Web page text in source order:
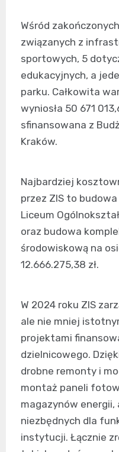
Wśród
związanych z
sportowych, 5
edukacyjnych, a
parku. Całkowita
wyniosła 50 671
sfinansowana z
Kraków.
Najbardziej
przez ZIS to
Liceum
oraz budowa
środowiskową na
12.666.275,38 zł.
W 2024 roku ZIS
ale nie mniej
projektami
dzielnicowego.
drobne remonty i
montaż paneli
magazynów
niezbędnych dla
instytucji. Łącznie